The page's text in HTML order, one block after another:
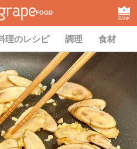
FOOD
RANK
理のレシピ 調理 食材